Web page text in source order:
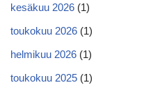
kesäkuu 2026 (1)
toukokuu 2026 (1)
helmikuu 2026 (1)
toukokuu 2025 (1)